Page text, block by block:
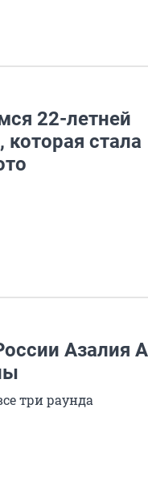
22-летней
стала
Азалия
три раунда